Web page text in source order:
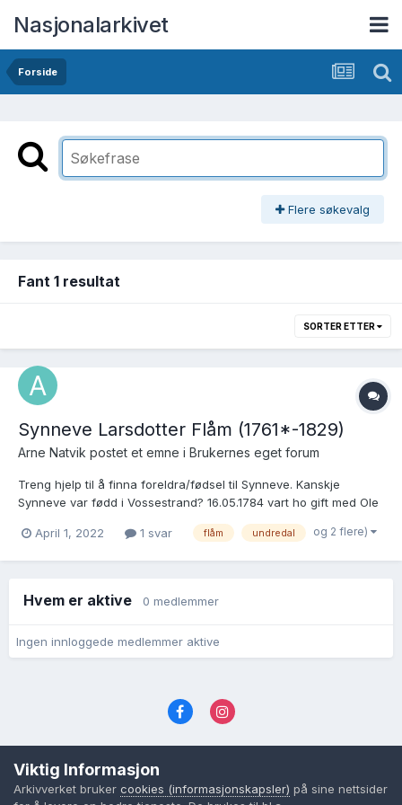
Nasjonalarkivet
Forside
Flere søkevalg
Fant 1 resultat
SORTER ETTER
Synneve Larsdotter Flåm (1761*-1829)
Arne Natvik postet et emne i Brukernes eget forum
Treng hjelp til å finna foreldra/fødsel til Synneve. Kanskje
Synneve var fødd i Vossestrand? 16.05.1784 vart ho gift med Ole
sokneprestembete, SAB/A-99937/H/Ha/Haa/L0004Ministerialbok
April 1, 2022 1 svar flåm undredal og 2 flere)
Hvem er aktive 0 medlemmer
Ingen innloggede medlemmer aktive
Cookies (informasjonskapsler)
Powered by Invision Community
Viktig Informasjon
Arkivverket bruker cookies (informasjonskapsler) på sine nettsider